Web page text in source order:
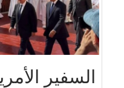
السفير